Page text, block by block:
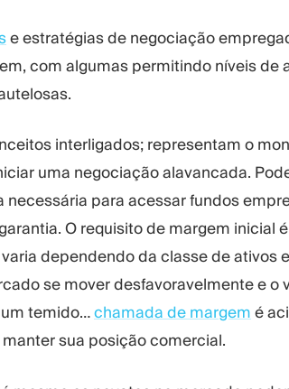
e estratégias de negociação
com algumas permitindo níveis de
interligados; representam o
uma negociação alavancada.
para acessar fundos
O requisito de margem inicial
dependendo da classe de ativos
se mover desfavoravelmente e o
temido…chamada de margem é
sua posição comercial.